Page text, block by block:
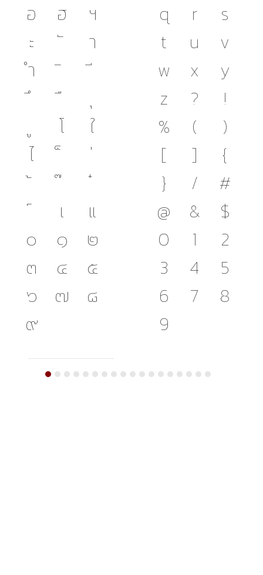
อ
ฮ
ฯ
ะ
า
ำ
โ
ใ
ไ
เ
แ
๐
๑
๒
๓
๔
๕
๖
๗
๘
๙
q
r
s
t
u
v
w
x
y
z
?
!
%
(
)
[
]
{
}
/
#
@
&
$
0
1
2
3
4
5
6
7
8
9